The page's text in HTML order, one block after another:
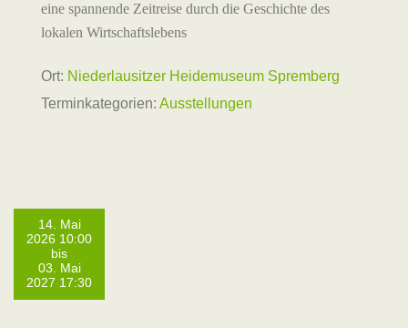
eine spannende Zeitreise durch die Geschichte des
lokalen Wirtschaftslebens
Ort: Niederlausitzer Heidemuseum Spremberg
Terminkategorien: Ausstellungen
14. Mai
2026 10:00
bis
03. Mai
2027 17:30